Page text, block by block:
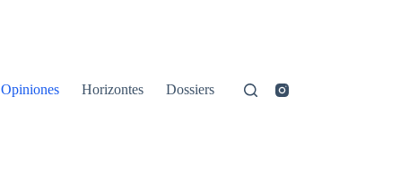
Opiniones Horizontes Dossiers